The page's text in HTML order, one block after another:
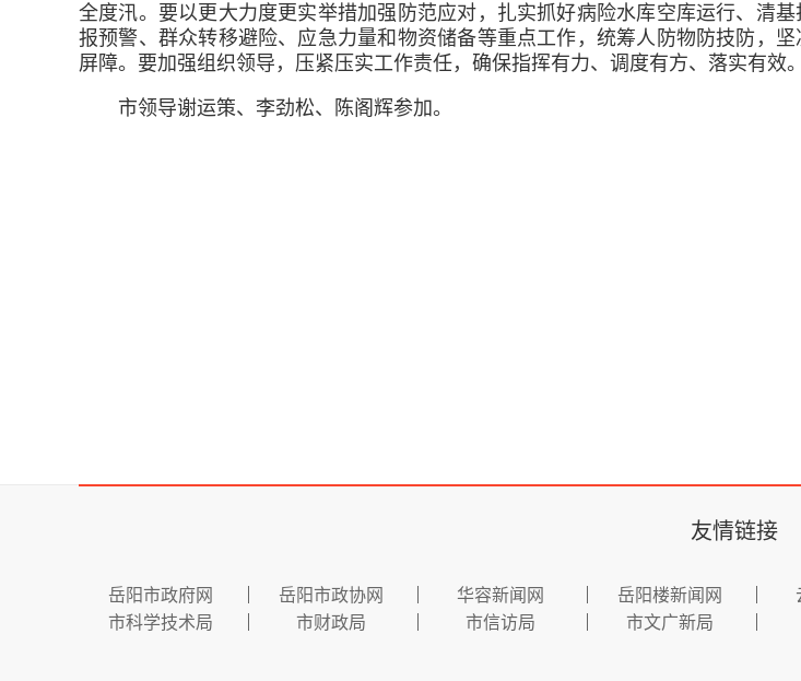
全度汛。要以更大力度更实举措加强防范应对，扎实抓好病险水库空库运行、清
报预警、群众转移避险、应急力量和物资储备等重点工作，统筹人防物防技防，
屏障。要加强组织领导，压紧压实工作责任，确保指挥有力、调度有方、落实有效。
市领导谢运策、李劲松、陈阁辉参加。
友情链接
岳阳市政府网 岳阳市政协网 华容新闻网 岳阳楼新闻网
市科学技术局
市财政局 市信访局 市文广新局